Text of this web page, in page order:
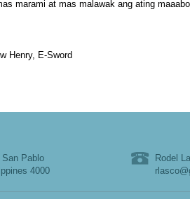
marami at mas malawak ang ating
Henry, E-Sword
Pablo
4000
Rodel